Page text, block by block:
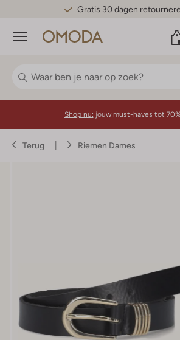
Gratis 30 dagen
Menu
Shop nu: jouw must-haves tot
Terug Riemen Dames